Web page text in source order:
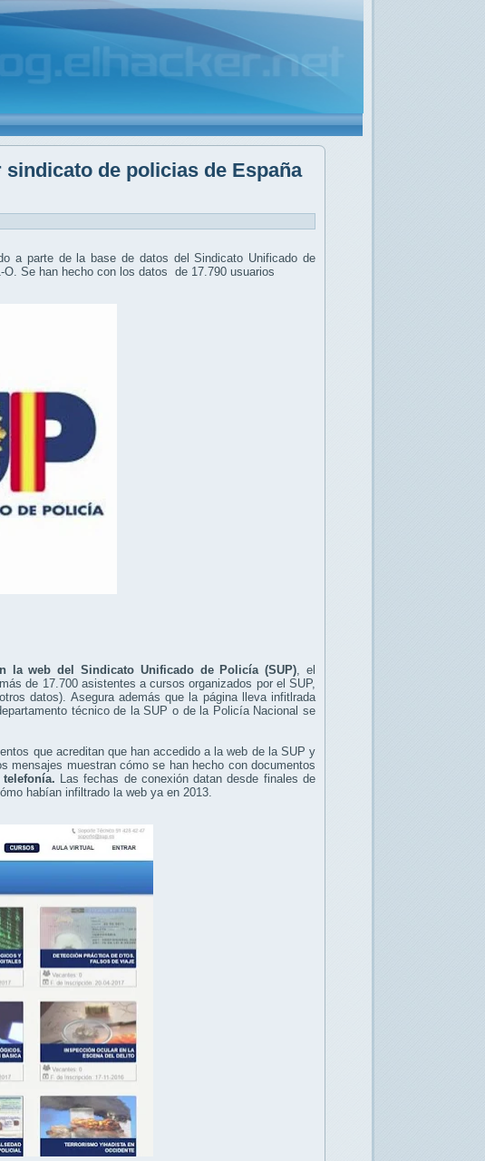
de policias de España
a parte de la base de datos del Sindicato Unificado de
Se han hecho con los datos de 17.790 usuarios
la web del Sindicato Unificado de Policía (SUP) , el
de 17.700 asistentes a cursos organizados por el SUP,
datos). Asegura además que la página lleva infitlrada
técnico de la SUP o de la Policía Nacional se
que acreditan que han accedido a la web de la SUP y
mensajes muestran cómo se han hecho con documentos
Las fechas de conexión datan desde finales de
habían infiltrado la web ya en 2013.